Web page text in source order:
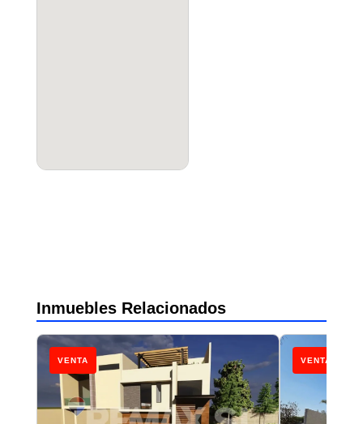
Inmuebles Relacionados
VENTA VENTA